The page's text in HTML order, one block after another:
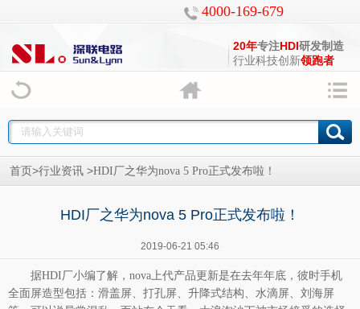
4000-169-679
20年专注HDI研发制造
行业科技创新领跑者
首页 >行业资讯 >HDI厂之华为nova 5 Pro正式发布啦！
HDI厂之华为nova 5 Pro正式发布啦！
2019-06-21 05:46
据HDI厂小编了解，nova上代产品更新是在去年年底，彼时手机
全面屏造型包括：滑盖屏、打孔屏、升降式结构、水滴屏、刘海屏